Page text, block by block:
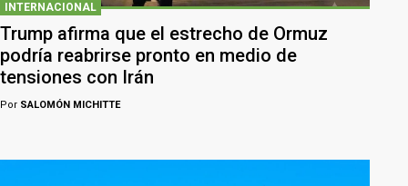
INTERNACIONAL
Trump afirma que el estrecho de Ormuz
podría reabrirse pronto en medio de
tensiones con Irán
Por SALOMÓN MICHITTE